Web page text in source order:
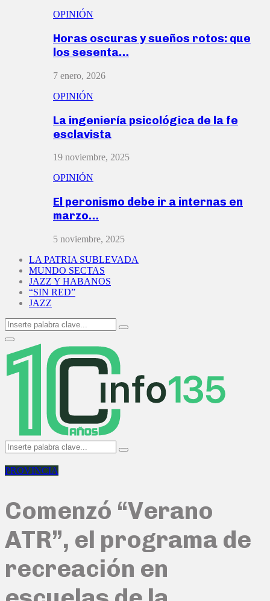
OPINIÓN
Horas oscuras y sueños rotos: que
los sesenta…
7 enero, 2026
OPINIÓN
La ingeniería psicológica de la fe
esclavista
19 noviembre, 2025
OPINIÓN
El peronismo debe ir a internas en
marzo…
5 noviembre, 2025
LA PATRIA SUBLEVADA
MUNDO SECTAS
JAZZ Y HABANOS
“SIN RED”
JAZZ
Search
for:
Search
Primary
Menu
Search
for:
Search
PROVINCIA
Comenzó “Verano
ATR”, el programa de
recreación en